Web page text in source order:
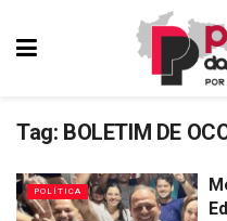
Tag: BOLETIM DE
POLÍTICA